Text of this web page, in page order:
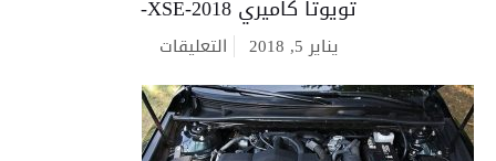
تويوتا كاميري XSE-2018-
يناير 5, 2018 التعليقات
كاميري
XSE-
مغلقة